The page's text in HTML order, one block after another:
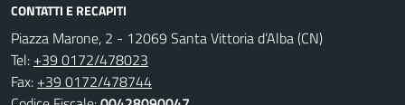
CONTATTI E RECAPITI
Piazza Marone, 2 - 12069 Santa Vittoria d’Alba (CN)
Tel: +39 0172/478023
Fax: +39 0172/478744